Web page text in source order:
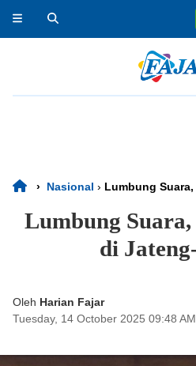
› Nasional › Lumbung Suara,
Lumbung Suara,
di
Oleh Harian Fajar
Tuesday, 14 October 2025 09:48 AM